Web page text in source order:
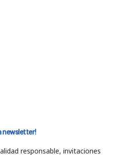
newsletter!
responsable, invitaciones